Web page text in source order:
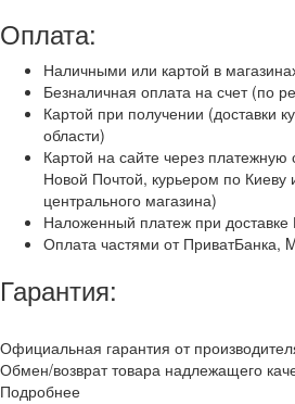
Оплата:
Наличными или картой в
Безналичная оплата на счет (по
Картой при получении (доставки
области)
Картой на сайте через платежную
Новой Почтой, курьером по Киеву
центрального магазина)
Наложенный платеж при доставке
Оплата частями от ПриватБанка,
Гарантия:
Официальная гарантия от
Обмен/возврат товара надлежащего
Подробнее